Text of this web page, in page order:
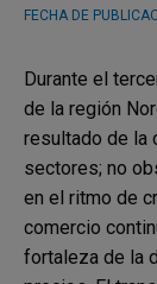
FECHA DE
Durante el
de la región
resultado de la
sectores; no
en el ritmo de
comercio
fortaleza de la